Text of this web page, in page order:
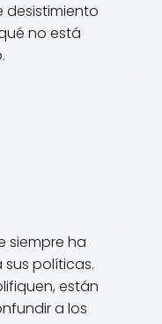
desistimiento
no está
siempre ha
políticas.
están
a los